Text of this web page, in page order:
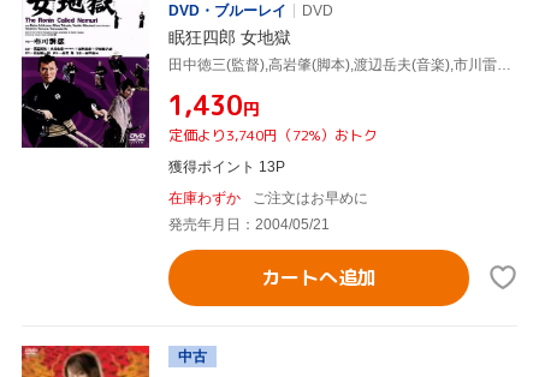
DVD・ブルーレイ
DVD
眠狂四郎 女地獄
田中徳三(監督),高岩肇(脚本),渡辺岳夫(音楽),市川雷蔵,高田美和,水谷良重,田村高廣,小沢栄太郎
¥1,430円
定価より3,740円（72%）おトク
獲得ポイント 13P
在庫わずか
ご注文はお早めに
発売年月日：2004/05/21
カートへ追加
中古